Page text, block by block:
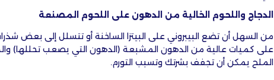
الدجاج واللحوم الخالية من الدهون على اللحوم المصنعة
من السهل أن تضع البيبروني على البيتزا الساخنة أو تتسلل إلى بعض
على كميات عالية من الدهون المشبعة (الدهون التي يصعب تحللها)
الملح يمكن أن تجفف بشرتك وتسبب التورم.